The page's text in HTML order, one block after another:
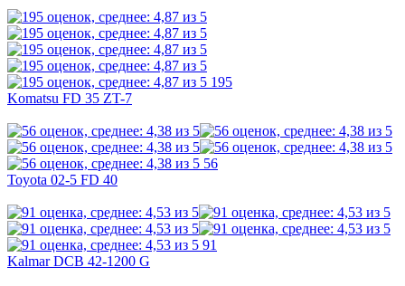
195
Komatsu FD 35 ZT-7
56
Toyota 02-5 FD 40
91
Kalmar DCB 42-1200 G